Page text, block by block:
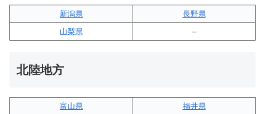
新潟県
長野県
山梨県
–
北陸地方
富山県
福井県